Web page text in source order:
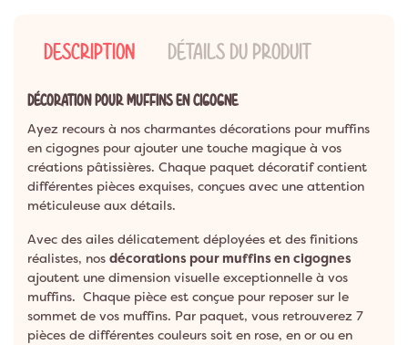
DESCRIPTION DÉTAILS DU PRODUIT
DÉCORATION POUR MUFFINS EN CIGOGNE
Ayez recours à nos charmantes décorations pour muffins
en cigognes pour ajouter une touche magique à vos
créations pâtissières. Chaque paquet décoratif contient
différentes pièces exquises, conçues avec une attention
méticuleuse aux détails.
Avec des ailes délicatement déployées et des finitions
réalistes, nos décorations pour muffins en cigognes
ajoutent une dimension visuelle exceptionnelle à vos
muffins. Chaque pièce est conçue pour reposer sur le
sommet de vos muffins. Par paquet, vous retrouverez 7
pièces de différentes couleurs soit en rose, en or ou en